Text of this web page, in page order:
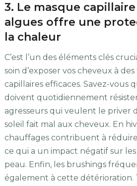
3. Le masque
algues offre une
la chaleur
C’est l’un des éléments clés
soin d’exposer vos cheveux à
capillaires efficaces. Savez-vous
doivent quotidiennement
agresseurs qui veulent le priver
soleil fait mal aux cheveux. En
chauffages contribuent à réduire
ce qui a un impact négatif sur
peau. Enfin, les brushings
également à cette détérioration.